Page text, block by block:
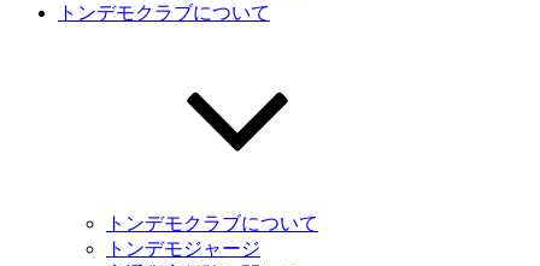
トンデモクラブについて
トンデモクラブについて
トンデモジャージ